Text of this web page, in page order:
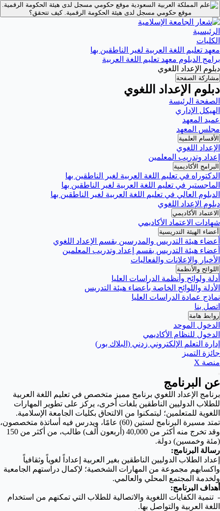
موقع حكومي مسجل لدى هيئة الحكومة الرقمية.
موقع حكومي مسجل لدى هيئة الحكومة الرقمية.كيف تتحقق؟
الرئيسية
الكليات
معهد تعليم اللغة العربية لغير الناطقين بها
برامج الدبلوم معهد تعليم اللغة العربية
دبلوم الإعداد اللغوي
مشاركة الصفحة
دبلوم الإعداد اللغوي
الصفحة الرئيسة
الهيكل الإداري
عميد المعهد
مجلس المعهد
الأقسام العلمية
الإعداد اللغوي
إعداد وتدريب المعلمين
البرامج الأكاديمية
الدكتوراه في تعليم اللغة العربية لغير الناطقين بها
الماجستير في تعليم اللغة العربية لغير الناطقين بها
الدبلوم العالي في تعليم اللغة العربية لغير الناطقين بها
دبلوم الإعداد اللغوي
الاعتماد الأكاديمي
شهادات الاعتماد الأكاديمي
أعضاء الهيئة التدريسية
أعضاء هيئة التدريس والمدرسين بقسم الإعداد اللغوي
أعضاء هيئة التدريس بقسم إعداد وتدريب المعلمين
الأخبار والإعلانات والفعاليات
اللوائح والأنظمة
أدلة ولوائح وأنظمة الدراسات العليا
الأدلة واللوائح الخاصة بأعضاء هيئة التدريس
نماذج عمادة الدراسات العليا
اتصل بنا
روابط هامة
الدخول الموحد
الدخول للنظام الأكاديمي
إدارة التعلم الإلكتروني زدني (البلاك بور)
جائزة التميز
منصة X
عن البرنامج
برنامج الإعداد اللغوي برنامج مميز متخصص في تعليم اللغة العربية
للطلاب الدوليين الناطقين بلغات أخرى، يركز على تطوير المهارات
اللغوية للمتعلمين؛ ليتمكنوا من الالتحاق بكليات الجامعة الإسلامية.
تمتد مسيرة البرنامج لستين (60) عامًا، ويدرس فيه أساتذة متخصصون،
وقد تخرج منه أكثر من 40,000 (أربعون ألف) طالب، من أكثر من 150
(مئة وخمسين) دولة.
رسالة البرنامج:
إعداد الطلاب الدوليين الناطقين بغير العربية إعداداً لغوياً وثقافياً
واكسابهم مجموعة من المهارات الشخصية؛ لإكمال دراستهم الجامعية
ولخدمة المجتمع المحلي والعالمي.
أهداف البرنامج:
- تنمية الكفايات اللغوية والاتصالية للطلاب التي تمكنهم من استخدام
اللغة العربية والتواصل بها.